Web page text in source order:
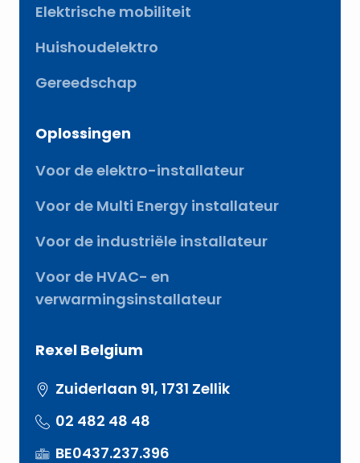
Elektrische mobiliteit
Huishoudelektro
Gereedschap
Oplossingen
Voor de elektro-installateur
Voor de Multi Energy installateur
Voor de industriële installateur
Voor de HVAC- en
verwarmingsinstallateur
Rexel Belgium
Zuiderlaan 91, 1731 Zellik
02 482 48 48
BE0437.237.396